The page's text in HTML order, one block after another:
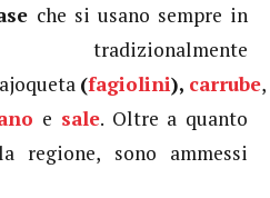
che si usano sempre in
(fagiolini), carrube,
e sale. Oltre a quanto
regione, sono ammessi